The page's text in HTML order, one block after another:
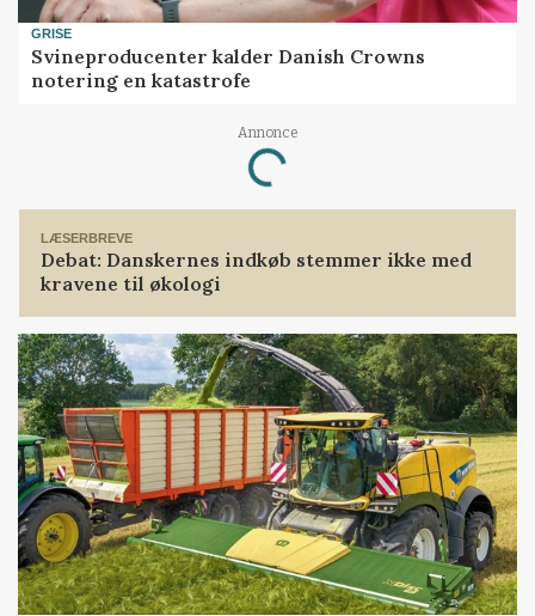
GRISE
Svineproducenter kalder Danish Crowns
notering en katastrofe
Annonce
Loading...
LÆSERBREVE
Debat: Danskernes indkøb stemmer ikke med
kravene til økologi